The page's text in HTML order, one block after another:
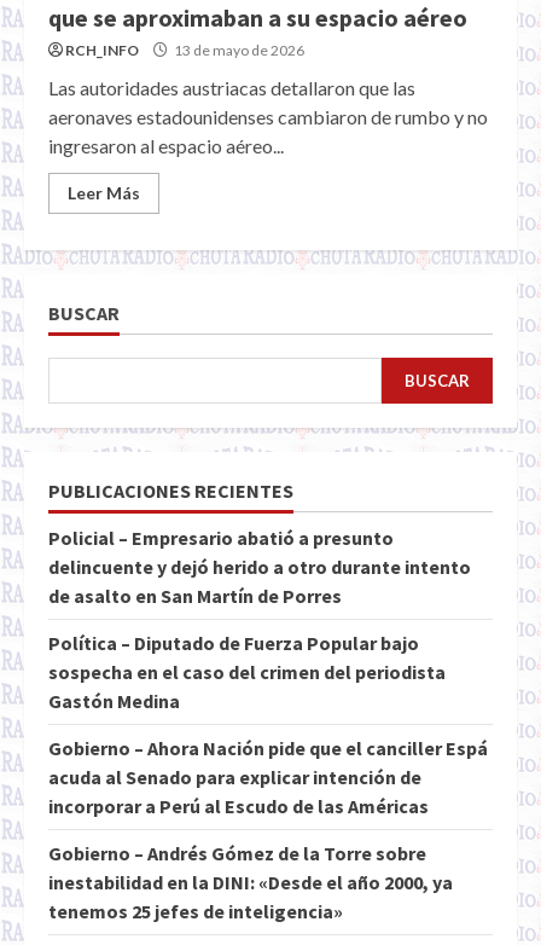
que se aproximaban a su espacio aéreo
RCH_INFO 13 de mayo de 2026
Las autoridades austriacas detallaron que las
aeronaves estadounidenses cambiaron de rumbo y no
ingresaron al espacio aéreo...
Leer Más
BUSCAR
BUSCAR
PUBLICACIONES RECIENTES
Policial – Empresario abatió a presunto
delincuente y dejó herido a otro durante intento
de asalto en San Martín de Porres
Política – Diputado de Fuerza Popular bajo
sospecha en el caso del crimen del periodista
Gastón Medina
Gobierno – Ahora Nación pide que el canciller Espá
acuda al Senado para explicar intención de
incorporar a Perú al Escudo de las Américas
Gobierno – Andrés Gómez de la Torre sobre
inestabilidad en la DINI: «Desde el año 2000, ya
tenemos 25 jefes de inteligencia»